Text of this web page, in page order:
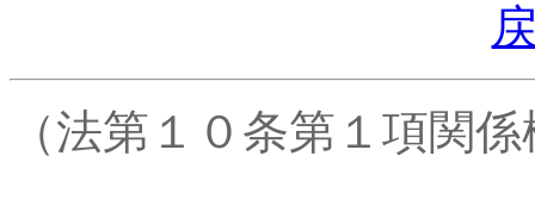
（法第１０条第１項関